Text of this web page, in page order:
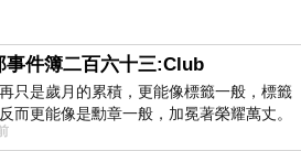
入門高亮度首選(S316)在網路上買
】入門高亮度首選(S316)
事件簿二百六十三:Club
只是歲月的累積，更能像標籤一般，標籤
而更能像是勳章一般，加冕著榮耀萬丈。
縱容，成了再難輕輕放下的罪證